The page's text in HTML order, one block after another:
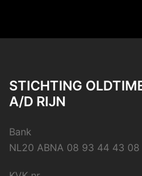
STICHTING
A/D RIJN
Bank
NL20 ABNA 08 93 44 43 08